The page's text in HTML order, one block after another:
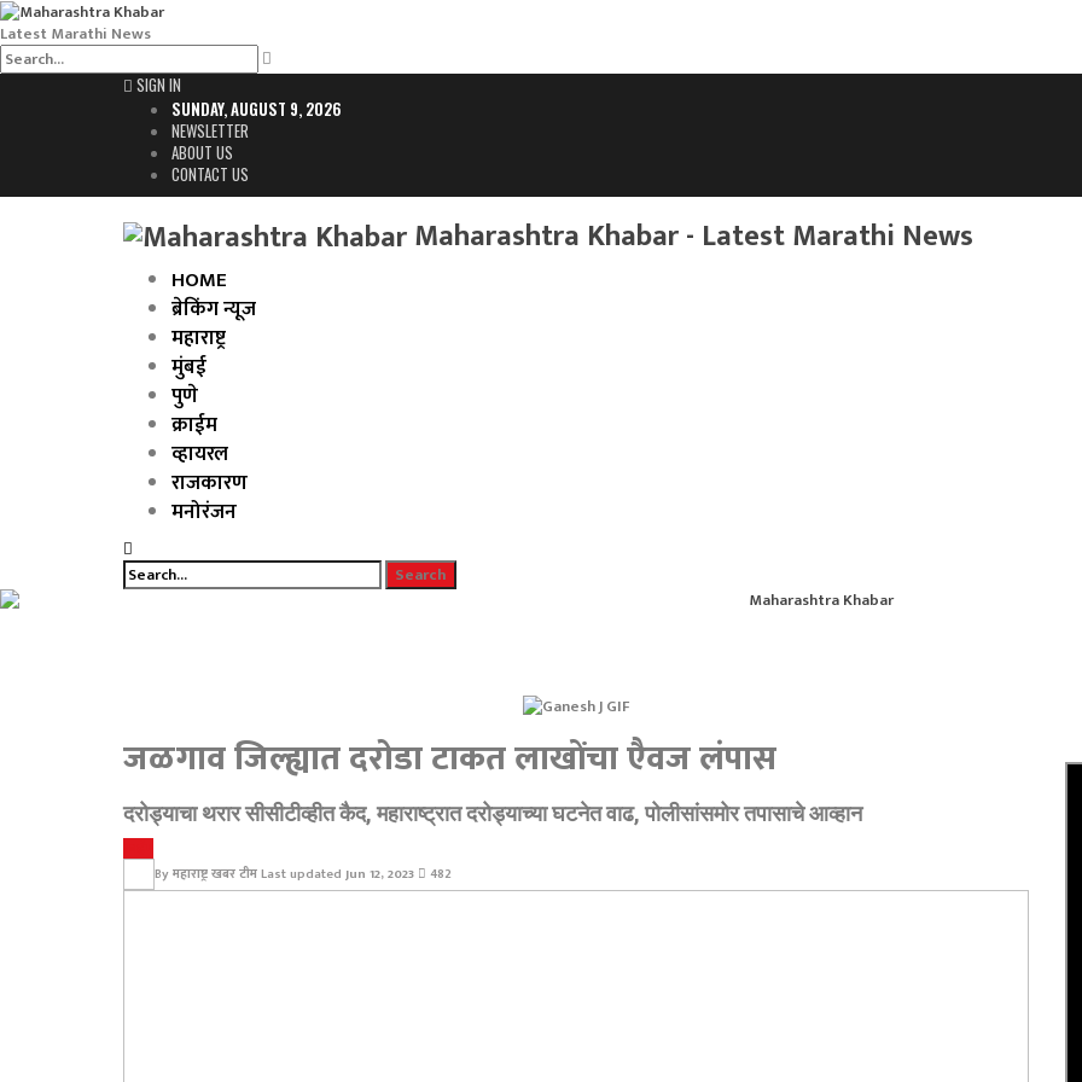
Latest Marathi News
SIGN IN
SUNDAY, AUGUST 9, 2026
NEWSLETTER
ABOUT US
CONTACT US
Maharashtra Khabar - Latest Marathi News
HOME
ब्रेकिंग न्यूज
महाराष्ट्र
मुंबई
पुणे
क्राईम
व्हायरल
राजकारण
मनोरंजन
जळगाव जिल्ह्यात दरोडा टाकत लाखोंचा एैवज लंपास
दरोड्याचा थरार सीसीटीव्हीत कैद, महाराष्ट्रात दरोड्याच्या घटनेत वाढ, पोलीसांसमोर तपासाचे आव्हान
Byमहाराष्ट्र खबर टीमLast updated Jun 12, 2023 482